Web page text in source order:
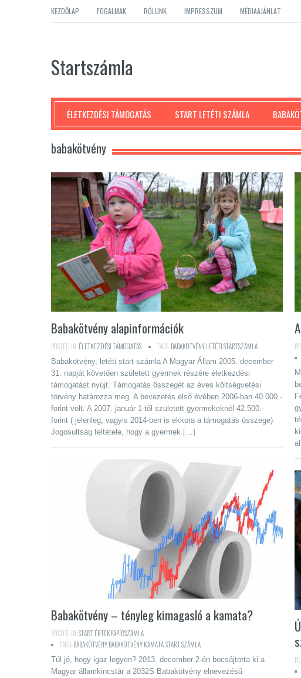
KEZDŐLAP FOGALMAK RÓLUNK IMPRESSZUM MÉDIAAJÁNLAT
Startszámla
ÉLETKEZDÉSI TÁMOGATÁS START LETÉTI SZÁMLA
babakötvény
Babakötvény alapinformációk
POSTED IN:ÉLETKEZDÉSI TÁMOGATÁS TAGS:BABAKÖTVÉNY,LETÉTI STARTSZÁMLA
Babakötvény, letéti start-számla A Magyar Állam 2005. december
31. napját követően született gyermek részére életkezdési
támogatást nyújt. Támogatás összegét az éves költségvetési
törvény határozza meg. A bevezetés első évében 2006-ban 40.000.-
forint volt. A 2007. január 1-től született gyermekeknél 42.500.-
forint ( jelenleg, vagyis 2014-ben is ekkora a támogatás összege)
Jogosultság feltétele, hogy a gyermek […]
Babakötvény – tényleg kimagasló a kamata?
POSTED IN:START ÉRTÉKPAPÍRSZÁMLA
TAGS:BABAKÖTVÉNY,BABAKÖTVÉNY KAMATASTART SZÁMLA
Túl jó, hogy igaz legyen? 2013. december 2-én bocsájtotta ki a
Magyar államkincstár a 2032S Babakötvény elnevezésű